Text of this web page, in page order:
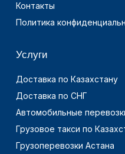
Контакты
Политика
Услуги
Доставка по Казахстану
Доставка по СНГ
Автомобильные
Грузовое такси по
Грузоперевозки Астана